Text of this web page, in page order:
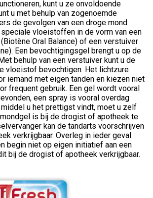
kunt u ze onvoldoende
u met behulp van zogenoemde
de gevolgen van een droge mond
vloeistoffen in de vorm van een
Oral Balance) of een verstuiver
Een bevochtigingsgel brengt u op de
behulp van een verstuiver kunt u de
vloeistof bevochtigen. Het lichtzure
iemand met eigen tanden en kiezen niet
frequent gebruik. Een gel wordt vooral
een spray is vooral overdag
middel u het prettigst vindt, moet u zelf
is bij de drogist of apotheek te
kan de tandarts voorschrijven
verkrijgbaar. Overleg in ieder geval
begin niet op eigen initiatief aan een
bij de drogist of apotheek verkrijgbaar.